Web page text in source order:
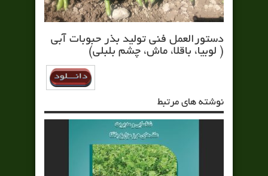
دستورالعمل فني توليد بذر حبوبات آبي
( لوبيا، باقلا، ماش، چشم بلبلي)
نوشته های مرتبط